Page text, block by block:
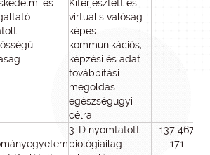
és
Kiterjesztett és
virtuális valóság
képes
kommunikációs,
képzési és adat
továbbítási
megoldás
egészségügyi
célra
3-D nyomtatott
biológiailag
137 467
171